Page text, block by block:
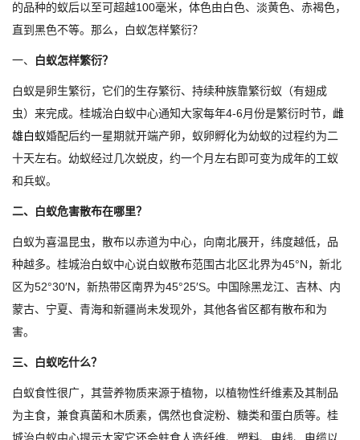
的品种的蚁后以至可超越100毫米，体色由白色、淡黄色、赤褐色，
直到黑色不等。那么，白蚁怎样繁衍？
一、 白蚁怎样繁衍？
白蚁是卵生繁衍，它们的生存繁衍、持续种族靠繁衍蚁（有翅成
虫）来完成。桂城治白蚁中心通知大家每年4-6月份是繁衍时节， 雌
雄白蚁婚配后约一星期就开端产卵，蚁卵孵化为幼蚁的过程约为二
十天左右。幼蚁经过几次蜕皮，约一个月左右即可变为成年的工蚁
和兵蚁。
二、白蚁危害散布在哪里？
白蚁为喜温昆虫，散布以赤道为中心，向南北展开，纬度越低，品
种越多。桂城治白蚁中心说白蚁散布范围古北区北界为45°N，新北
区为52°30′N，新热带区南界为45°25′S。中国除黑龙江、吉林、内
蒙古、宁夏、青海和新疆尚未发现外，其他各省区都有散布和为
害。
三、白蚁吃什么？
白蚁食性很广，其营养物质来源于植物，以植物性纤维素及其制品
为主食，兼食真菌和木质素，偶然也食淀粉、糖类和蛋白质等。桂